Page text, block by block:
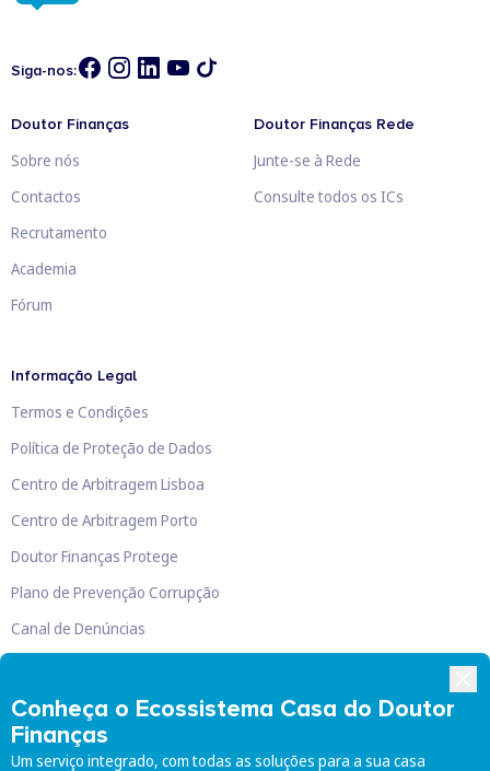
Conheça o Ecossistema Casa do Doutor
Finanças
Um serviço integrado, com todas as soluções para a sua casa
Siga-nos:
Doutor Finanças
Sobre nós
Contactos
Recrutamento
Academia
Fórum
Doutor Finanças Rede
Junte-se à Rede
Consulte todos os ICs
Informação Legal
Termos e Condições
Política de Proteção de Dados
Centro de Arbitragem Lisboa
Centro de Arbitragem Porto
Doutor Finanças Protege
Plano de Prevenção Corrupção
Canal de Denúncias